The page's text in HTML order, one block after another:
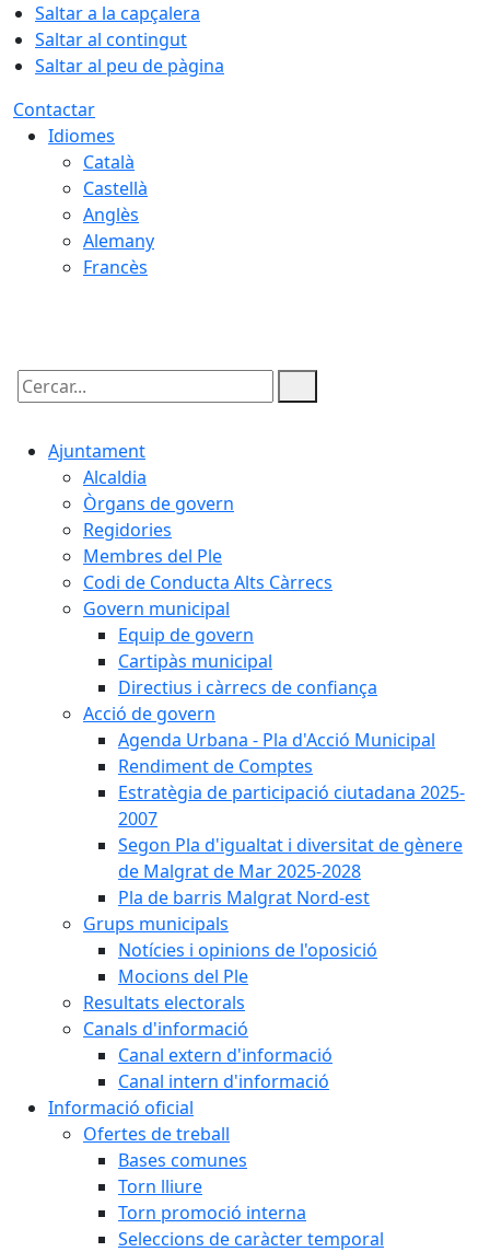
Saltar a la capçalera
Saltar al contingut
Saltar al peu de pàgina
Contactar
Idiomes
Català
Castellà
Anglès
Alemany
Francès
Cercar:
Ajuntament
Alcaldia
Òrgans de govern
Regidories
Membres del Ple
Codi de Conducta Alts Càrrecs
Govern municipal
Equip de govern
Cartipàs municipal
Directius i càrrecs de confiança
Acció de govern
Agenda Urbana - Pla d'Acció Municipal
Rendiment de Comptes
Estratègia de participació ciutadana 2025-
2007
Segon Pla d'igualtat i diversitat de gènere
de Malgrat de Mar 2025-2028
Pla de barris Malgrat Nord-est
Grups municipals
Notícies i opinions de l'oposició
Mocions del Ple
Resultats electorals
Canals d'informació
Canal extern d'informació
Canal intern d'informació
Informació oficial
Ofertes de treball
Bases comunes
Torn lliure
Torn promoció interna
Seleccions de caràcter temporal